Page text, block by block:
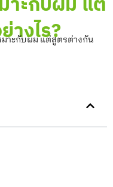
งไร?
มาะกับผม แต่สูตรต่างกัน